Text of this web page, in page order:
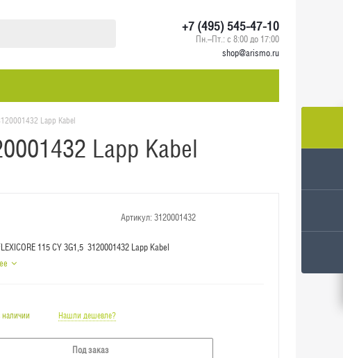
+7 (495) 545-47-10
Пн.–Пт.: с 8:00 до 17:00
shop@arismo.ru
Lapp Kabel
Lapp Kabel
Артикул: 3120001432
115 CY 3G1,5 3120001432 Lapp Kabel
наличии Нашли дешевле?
Под заказ